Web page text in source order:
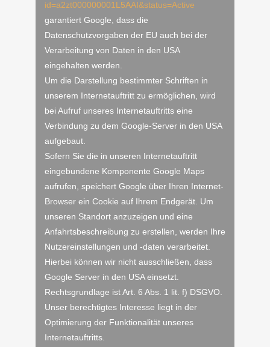
id=a2zt000000001L5AAI&status=Active
garantiert Google, dass die
Datenschutzvorgaben der EU auch bei der
Verarbeitung von Daten in den USA
eingehalten werden.
Um die Darstellung bestimmter Schriften in
unserem Internetauftritt zu ermöglichen, wird
bei Aufruf unseres Internetauftritts eine
Verbindung zu dem Google-Server in den USA
aufgebaut.
Sofern Sie die in unseren Internetauftritt
eingebundene Komponente Google Maps
aufrufen, speichert Google über Ihren Internet-
Browser ein Cookie auf Ihrem Endgerät. Um
unseren Standort anzuzeigen und eine
Anfahrtsbeschreibung zu erstellen, werden Ihre
Nutzereinstellungen und -daten verarbeitet.
Hierbei können wir nicht ausschließen, dass
Google Server in den USA einsetzt.
Rechtsgrundlage ist Art. 6 Abs. 1 lit. f) DSGVO.
Unser berechtigtes Interesse liegt in der
Optimierung der Funktionalität unseres
Internetauftritts.